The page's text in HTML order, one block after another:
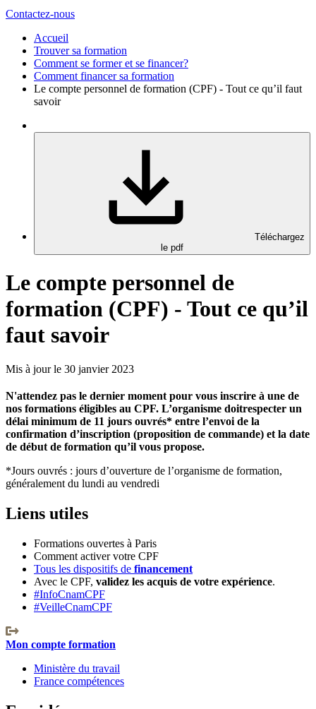
Contactez-nous
Accueil
Trouver sa formation
Comment se former et se financer?
Comment financer sa formation
Le compte personnel de formation (CPF) - Tout ce qu’il faut
savoir
Téléchargez
le pdf
Le compte personnel de
formation (CPF) - Tout ce qu’il
faut savoir
Mis à jour le 30 janvier 2023
N'attendez pas le dernier moment pour vous inscrire à une de
nos formations éligibles au CPF. L’organisme doitrespecter un
délai minimum de 11 jours ouvrés* entre l’envoi de la
confirmation d’inscription (proposition de commande) et la date
de début de formation qu’il vous propose.
*Jours ouvrés : jours d’ouverture de l’organisme de formation,
généralement du lundi au vendredi
Liens utiles
Formations ouvertes à Paris
Comment activer votre CPF
Tous les dispositifs de financement
Avec le CPF, validez les acquis de votre expérience.
#InfoCnamCPF
#VeilleCnamCPF
Mon compte formation
Ministère du travail
France compétences